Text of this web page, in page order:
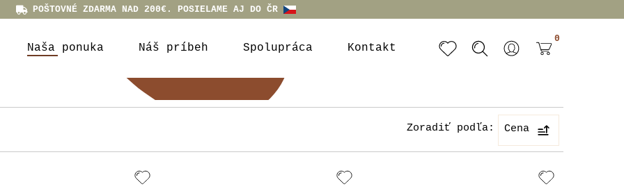
POŠTOVNÉ ZDARMA NAD 200€. POSIELAME AJ DO ČR
Naša ponuka Náš príbeh Spolupráca Kontakt
0
Zoradiť podľa: Cena